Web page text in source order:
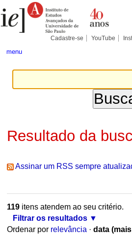
para
conteúdo.
Pessoais
Cadastre-se YouTube
menu
Resultado da
Assinar um RSS sempre
119itens atendem ao seu critério.
Filtrar os resultados
Ordenar por relevância · data